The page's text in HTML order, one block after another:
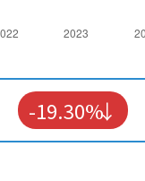
-19.30%